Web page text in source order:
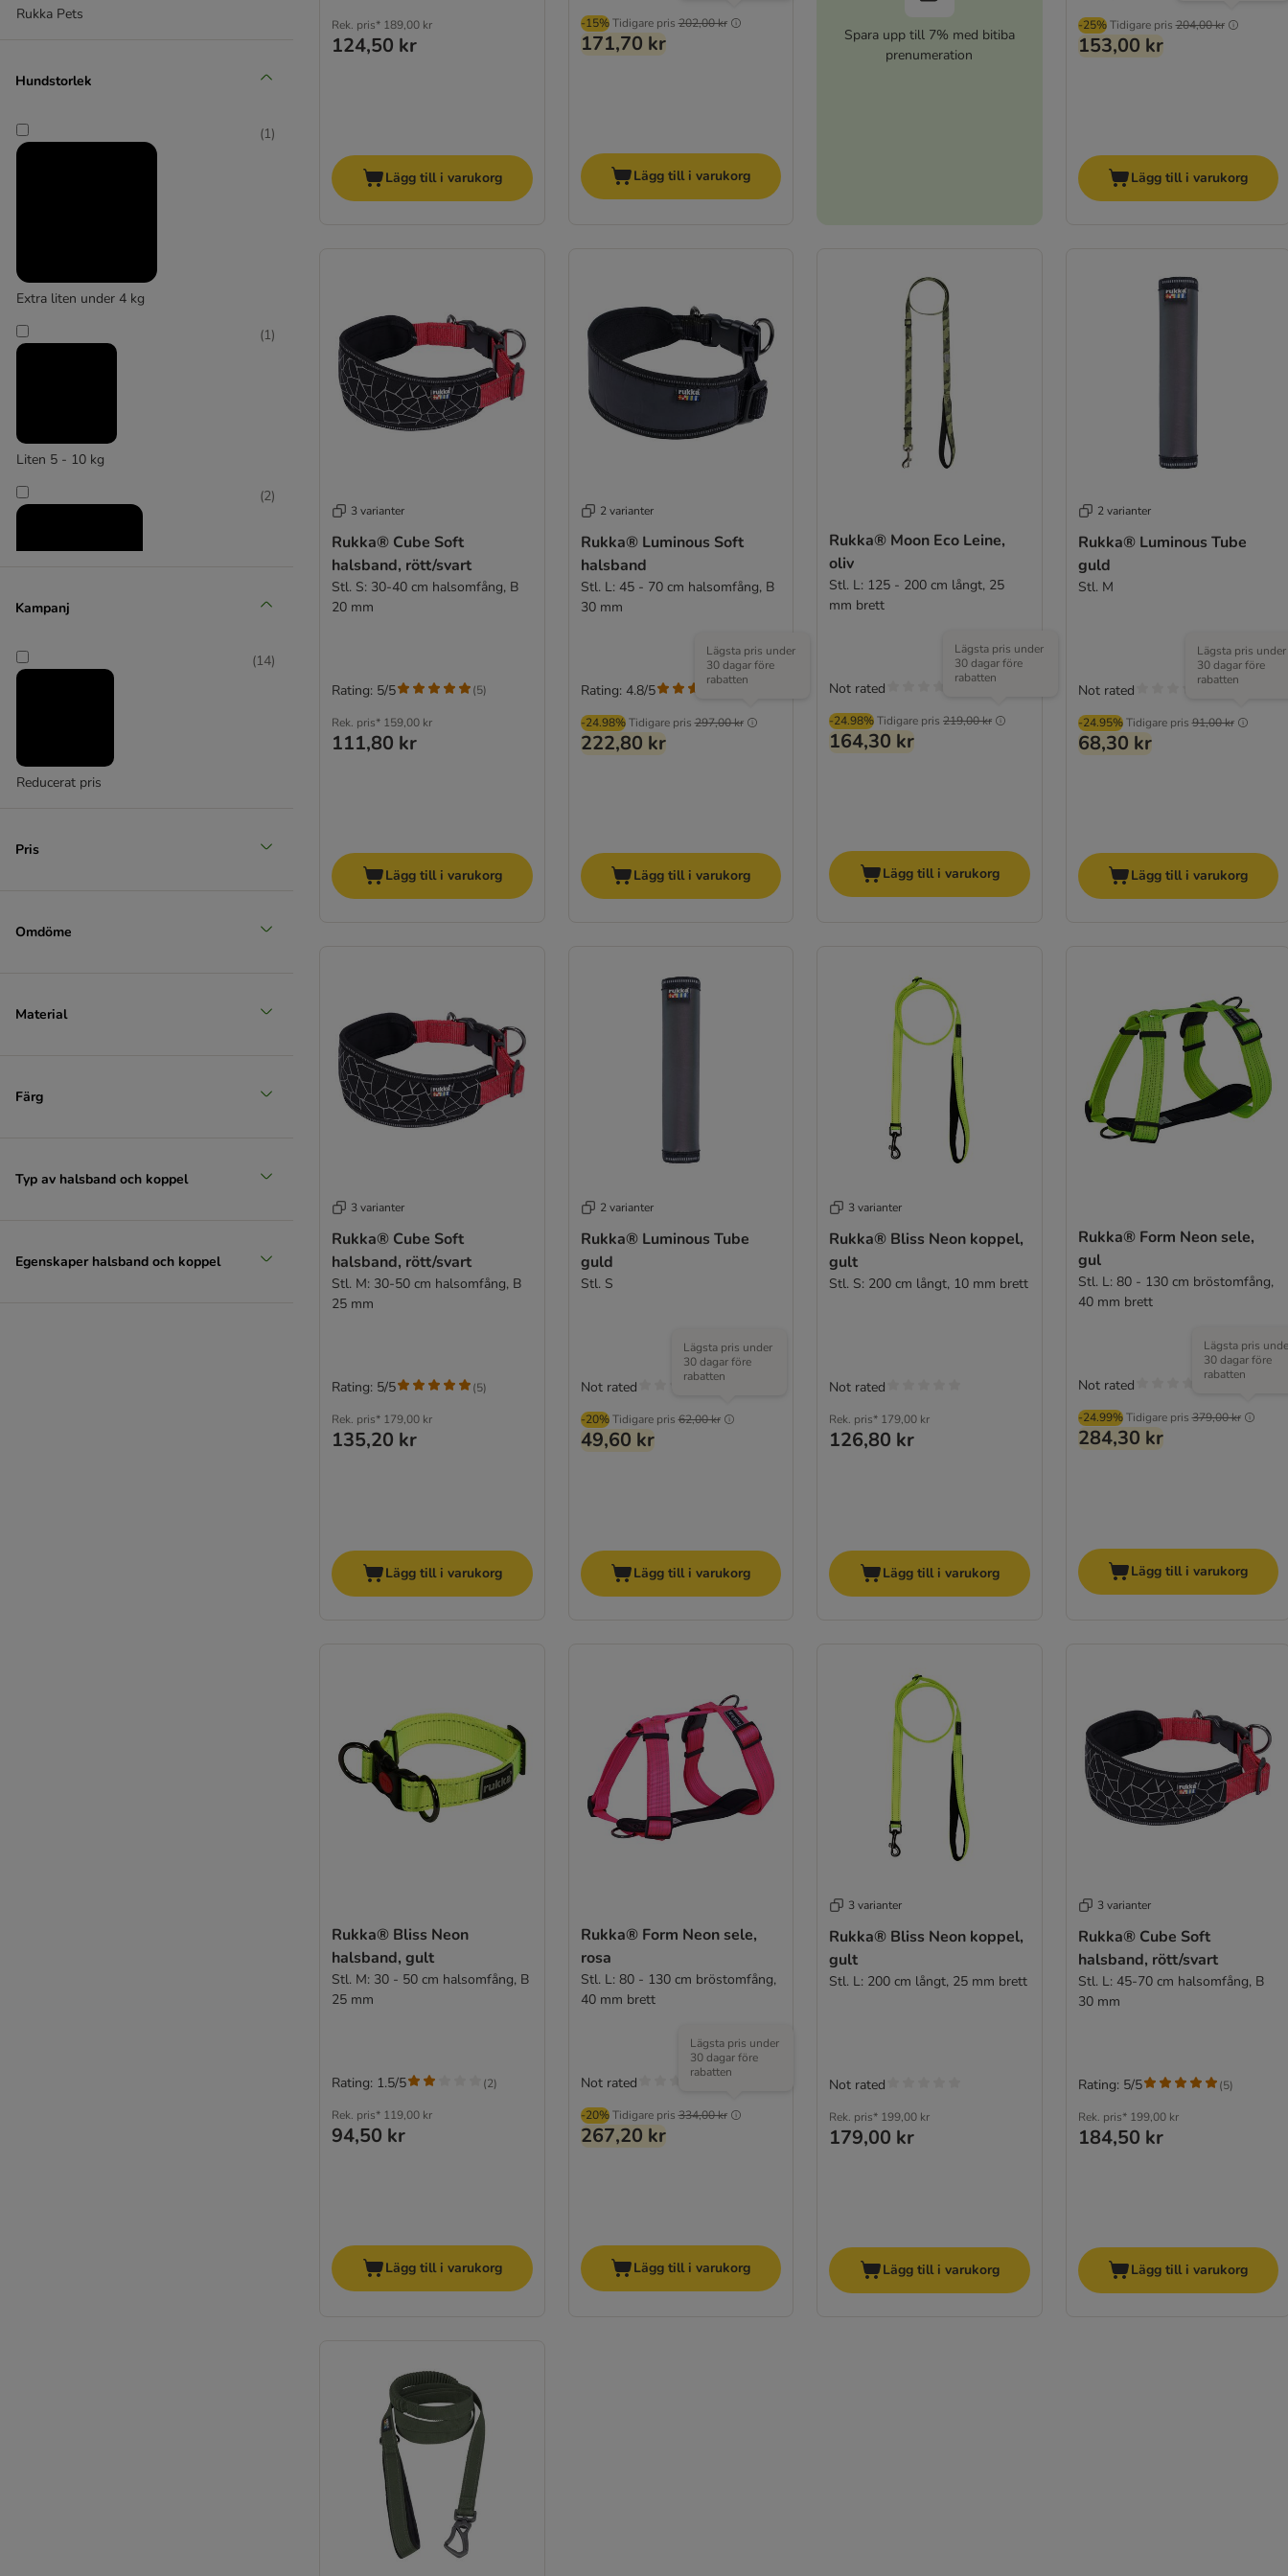
KONG
Nomad Tales
TIAKI
Rukka Pets
Hundstorlek
Extra liten under 4 kg
(1)
Liten 5 - 10 kg
(1)
Medium 11 - 25 kg
(2)
Kampanj
Reducerat pris
(14)
Pris
Omdöme
Material
Färg
Typ av halsband och koppel
Egenskaper halsband och koppel
Rek. pris* 189,00 kr
124,50 kr
Lägg till i varukorg
-15% Tidigare pris 202,00 kr
171,70 kr
Lägg till i varukorg
Spara upp till 7% med bitiba
prenumeration
-25% Tidigare pris 204,00 kr
153,00 kr
Lägg till i varukorg
3 varianter
Rukka® Cube Soft
halsband, rött/svart
Stl. S: 30-40 cm halsomfång, B
20 mm
Rek. pris* 159,00 kr
111,80 kr
Rating: 5/5 (5)
Lägg till i varukorg
2 varianter
Rukka® Luminous Soft
halsband
Stl. L: 45 - 70 cm halsomfång, B
30 mm
-24.98% Tidigare pris 297,00 kr
Lägsta pris under
30 dagar före
rabatten
222,80 kr
Rating: 4.8/5
Lägg till i varukorg
Rukka® Moon Eco Leine,
oliv
Stl. L: 125 - 200 cm långt, 25
mm brett
-24.98%Tidigare pris 219,00 kr
Lägsta pris under
30 dagar före
rabatten
164,30 kr
Not rated
Lägg till i varukorg
2 varianter
Rukka® Luminous Tube
guld
Stl. M
-24.95% Tidigare pris 91,00 kr
Lägsta pris under
30 dagar före
rabatten
68,30 kr
Not rated
Lägg till i varukorg
3 varianter
Rukka® Cube Soft
halsband, rött/svart
Stl. M: 30-50 cm halsomfång, B
25 mm
Rek. pris* 179,00 kr
135,20 kr
Rating: 5/5 (5)
Lägg till i varukorg
2 varianter
Rukka® Luminous Tube
guld
Stl. S
-20% Tidigare pris 62,00 kr
Lägsta pris under
30 dagar före
rabatten
49,60 kr
Not rated
Lägg till i varukorg
3 varianter
Rukka® Bliss Neon koppel,
gult
Stl. S: 200 cm långt, 10 mm brett
Rek. pris* 179,00 kr
126,80 kr
Not rated
Lägg till i varukorg
Rukka® Form Neon sele,
gul
Stl. L: 80 - 130 cm bröstomfång,
40 mm brett
-24.99% Tidigare pris 379,00 kr
Lägsta pris
30 dagar före
rabatten
284,30 kr
Not rated
Lägg till i varukorg
Rukka® Bliss Neon
halsband, gult
Stl. M: 30 - 50 cm halsomfång, B
25 mm
Rek. pris* 119,00 kr
94,50 kr
Rating: 1.5/5 (2)
Lägg till i varukorg
Rukka® Form Neon sele,
rosa
Stl. L: 80 - 130 cm bröstomfång,
40 mm brett
-20% Tidigare pris 334,00 kr
Lägsta pris under
30 dagar före
rabatten
267,20 kr
Not rated
Lägg till i varukorg
3 varianter
Rukka® Bliss Neon koppel,
gult
Stl. L: 200 cm långt, 25 mm brett
Rek. pris* 199,00 kr
179,00 kr
Not rated
Lägg till i varukorg
3 varianter
Rukka® Cube Soft
halsband, rött/svart
Stl. L: 45-70 cm halsomfång, B
30 mm
Rek. pris* 199,00 kr
184,50 kr
Rating: 5/5 (5)
Lägg till i varukorg